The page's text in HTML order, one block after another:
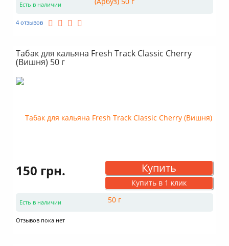
Есть в наличии
4 отзывов
Табак для кальяна Fresh Track Classic Cherry
(Вишня) 50 г
150 грн. Купить
Купить в 1 клик
Есть в наличии
Отзывов пока нет